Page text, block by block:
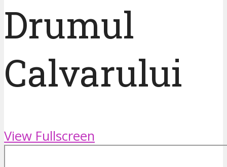
Drumul
Calvarului
View Fullscreen